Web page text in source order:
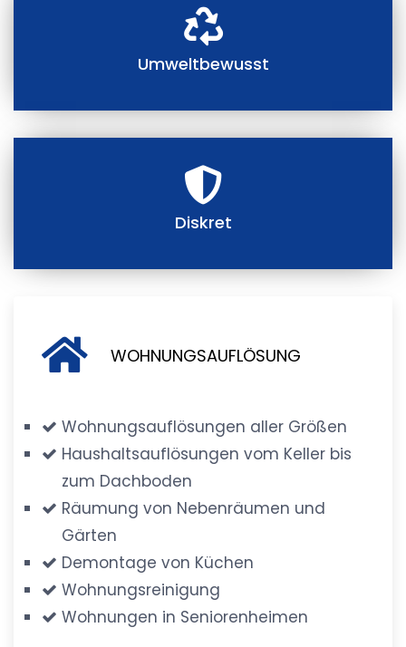
Umweltbewusst
Diskret
WOHNUNGSAUFLÖSUNG
Wohnungsauflösungen aller Größen
Haushaltsauflösungen vom Keller bis
zum Dachboden
Räumung von Nebenräumen und
Gärten
Demontage von Küchen
Wohnungsreinigung
Wohnungen in Seniorenheimen